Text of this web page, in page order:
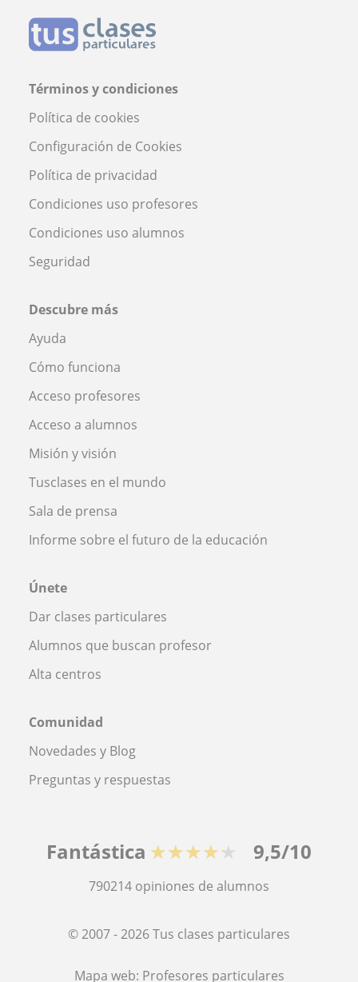
Términos y condiciones
Política de cookies
Configuración de Cookies
Política de privacidad
Condiciones uso profesores
Condiciones uso alumnos
Seguridad
Descubre más
Ayuda
Cómo funciona
Acceso profesores
Acceso a alumnos
Misión y visión
Tusclases en el mundo
Sala de prensa
Informe sobre el futuro de la educación
Únete
Dar clases particulares
Alumnos que buscan profesor
Alta centros
Comunidad
Novedades y Blog
Preguntas y respuestas
Fantástica ★★★★★ 9,5/10
790214 opiniones de alumnos
© 2007 - 2026 Tus clases particulares
Mapa web: Profesores particulares